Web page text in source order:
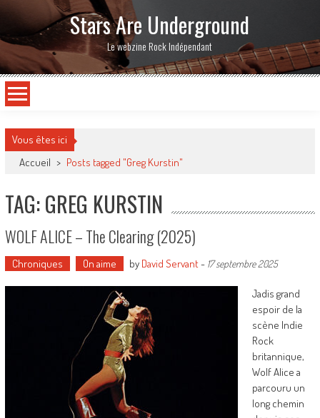
Stars Are Underground
Le webzine Rock Indépendant
Vous êtes ici
Accueil > Posts tagged "Greg Kurstin"
TAG: GREG KURSTIN
WOLF ALICE – The Clearing (2025)
Chroniques On aime by David Servant- 17 septembre 2025
Jadis grand
espoir de la
scène Indie
Rock
britannique,
Wolf Alice a
parcouru un
long chemin